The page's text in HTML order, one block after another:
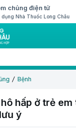
chủng điện tử
Nhà Thuốc Long Châu
Bệnh
hấp ở trẻ
ý